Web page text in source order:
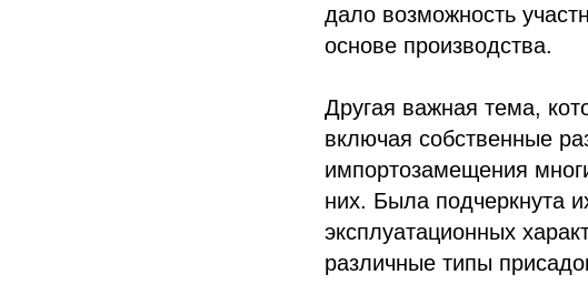
дало возможность
основе производства.
Другая важная тема,
включая собственные
импортозамещения
них. Была подчеркнута
эксплуатационных
различные типы